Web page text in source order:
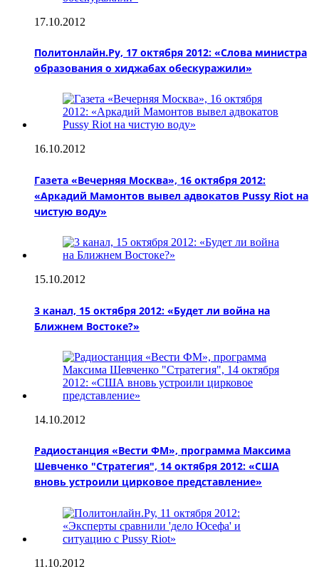
17.10.2012
Политонлайн.Ру, 17 октября 2012: «Cлова министра
образования о хиджабах обескуражили»
16.10.2012
Газета «Вечерняя Москва», 16 октября 2012:
«Аркадий Мамонтов вывел адвокатов Pussy Riot на
чистую воду»
15.10.2012
3 канал, 15 октября 2012: «Будет ли война на
Ближнем Востоке?»
14.10.2012
Радиостанция «Вести ФМ», программа Максима
Шевченко "Стратегия", 14 октября 2012: «США
вновь устроили цирковое представление»
11.10.2012